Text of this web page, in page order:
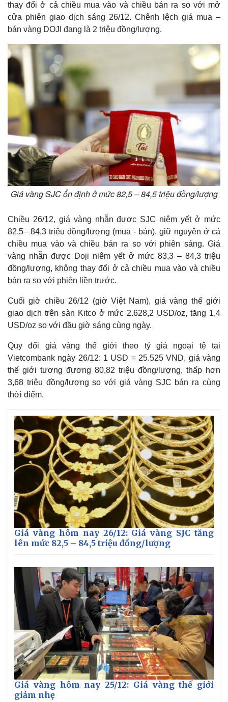
Thế giới
Quan sát
Cuộc sống đó đây
Hồ sơ
Infographic
thay đổi ở cả chiều mua vào và chiều bán ra so với mở
cửa phiên giao dịch sáng 26/12. Chênh lệch giá mua –
bán vàng DOJI đang là 2 triệu đồng/lượng.
Giá vàng SJC ổn định ở mức 82,5 – 84,5 triệu đồng/lượng
Chiều 26/12, giá vàng nhẫn được SJC niêm yết ở mức
82,5– 84,3 triệu đồng/lượng (mua - bán), giữ nguyên ở cả
chiều mua vào và chiều bán ra so với phiên sáng. Giá
vàng nhẫn được Doji niêm yết ở mức 83,3 – 84,3 triệu
đồng/lượng, không thay đổi ở cả chiều mua vào và chiều
bán ra so với phiên liền trước.
Cuối giờ chiều 26/12 (giờ Việt Nam), giá vàng thế giới
giao dịch trên sàn Kitco ở mức 2.628,2 USD/oz, tăng 1,4
USD/oz so với đầu giờ sáng cùng ngày.
Quy đổi giá vàng thế giới theo tỷ giá ngoại tệ tại
Vietcombank ngày 26/12: 1 USD = 25.525 VND, giá vàng
thế giới tương đương 80,82 triệu đồng/lượng, thấp hơn
3,68 triệu đồng/lượng so với giá vàng SJC bán ra cùng
thời điểm.
Giá vàng hôm nay 26/12: Giá vàng SJC tăng
lên mức 82,5 – 84,5 triệu đồng/lượng
Giá vàng hôm nay 25/12: Giá vàng thế giới
giảm nhẹ